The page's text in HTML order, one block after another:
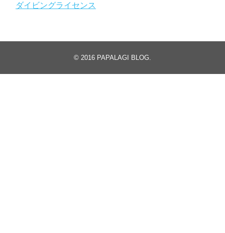
ダイビングライセンス
© 2016 PAPALAGI BLOG